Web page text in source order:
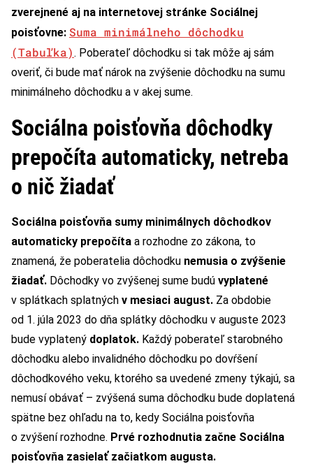
zverejnené aj na internetovej stránke Sociálnej
poisťovne: Suma minimálneho dôchodku
(Tabuľka) . Poberateľ dôchodku si tak môže aj sám
overiť, či bude mať nárok na zvýšenie dôchodku na sumu
minimálneho dôchodku a v akej sume.
Sociálna poisťovňa dôchodky
prepočíta automaticky, netreba
o nič žiadať
Sociálna poisťovňa sumy minimálnych dôchodkov
automaticky prepočíta a rozhodne zo zákona, to
znamená, že poberatelia dôchodku nemusia o zvýšenie
žiadať. Dôchodky vo zvýšenej sume budú vyplatené
v splátkach splatných v mesiaci august. Za obdobie
od 1. júla 2023 do dňa splátky dôchodku v auguste 2023
bude vyplatený doplatok. Každý poberateľ starobného
dôchodku alebo invalidného dôchodku po dovŕšení
dôchodkového veku, ktorého sa uvedené zmeny týkajú, sa
nemusí obávať – zvýšená suma dôchodku bude doplatená
spätne bez ohľadu na to, kedy Sociálna poisťovňa
o zvýšení rozhodne. Prvé rozhodnutia začne Sociálna
poisťovňa zasielať začiatkom augusta.